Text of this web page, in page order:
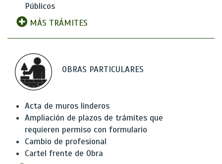
Públicos
MÁS TRÁMITES
OBRAS PARTICULARES
Acta de muros linderos
Ampliación de plazos de trámites que
requieren permiso con formulario
Cambio de profesional
Cartel frente de Obra